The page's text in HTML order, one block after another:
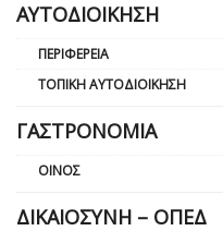
ΑΥΤΟΔΙΟΊΚΗΣΗ
ΠΕΡΙΦΈΡΕΙΑ
ΤΟΠΙΚΉ ΑΥΤΟΔΙΟΊΚΗΣΗ
ΓΑΣΤΡΟΝΟΜΊΑ
ΟΊΝΟΣ
ΔΙΚΑΙΟΣΎΝΗ – ΟΠΕΔ